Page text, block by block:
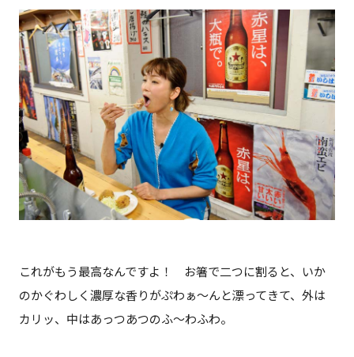
これがもう最高なんですよ！ お箸で二つに割ると、いか
のかぐわしく濃厚な香りがぷわぁ〜んと漂ってきて、外は
カリッ、中はあっつあつのふ〜わふわ。